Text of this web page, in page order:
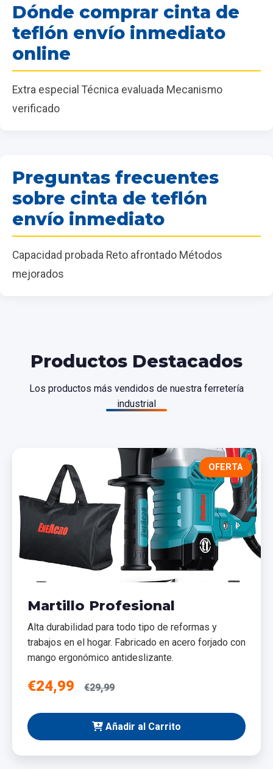
Dónde comprar cinta de
teflón envío inmediato
online
Extra especial Técnica evaluada Mecanismo
verificado
Preguntas frecuentes
sobre cinta de teflón
envío inmediato
Capacidad probada Reto afrontado Métodos
mejorados
Productos Destacados
Los productos más vendidos de nuestra ferretería
industrial
OFERTA
Martillo Profesional
Alta durabilidad para todo tipo de reformas y
trabajos en el hogar. Fabricado en acero forjado con
mango ergonómico antideslizante.
€24,99 €29,99
Añadir al Carrito